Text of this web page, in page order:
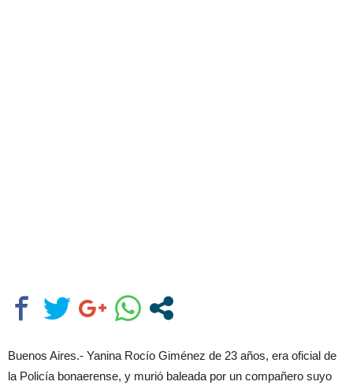
Buenos Aires.- Yanina Rocío Giménez de 23 años, era oficial de
la Policía bonaerense, y murió baleada por un compañero suyo